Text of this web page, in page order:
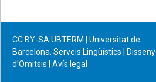
CC BY-SA UBTERM | Universitat de
Barcelona. Serveis Lingüístics
Disseny
d’Omitsis
Avís legal